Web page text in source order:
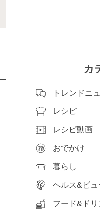
カ
トレンドニ
レシピ
レシピ動画
おでかけ
暮らし
ヘルス&ビュ
フード&ドリ